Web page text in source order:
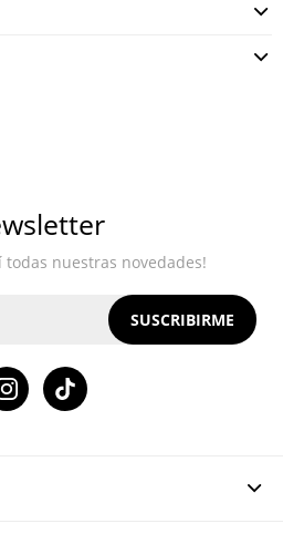
todas nuestras novedades!
SUSCRIBIRME